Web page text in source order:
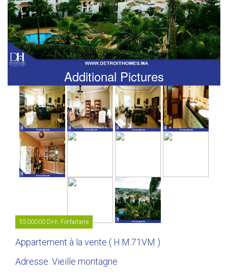
Additional Pictures
5500000 DH\ Forfaitaire
Appartement à la vente ( H.M.71VM )
Adresse :Vieille montagne